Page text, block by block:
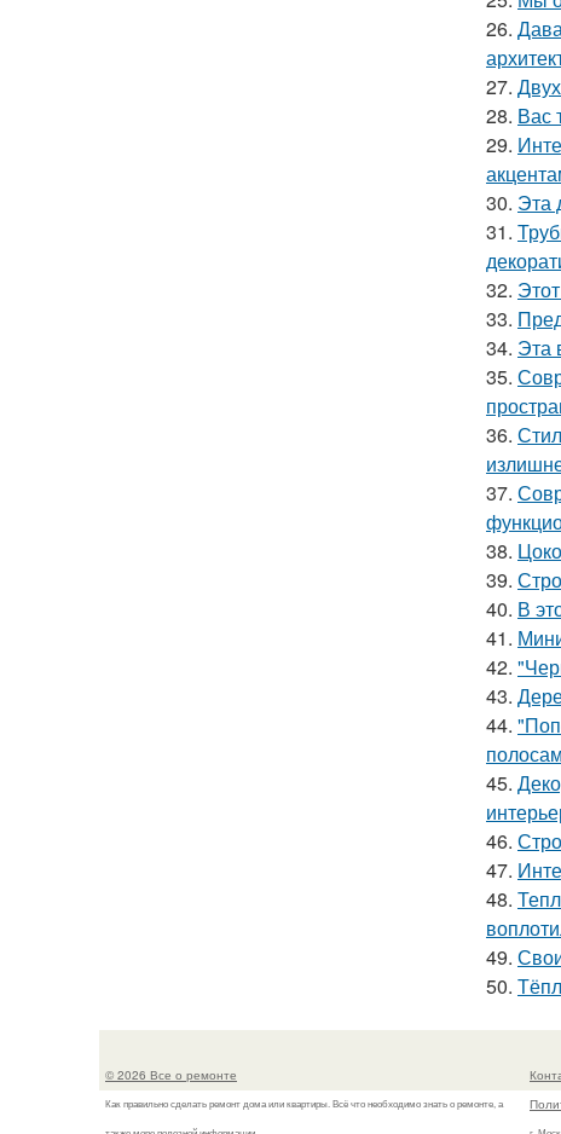
26.
27.
28. Вас
29.
30. Эта
31.
32.
33.
34. Эта
35.
36.
37.
38.
39.
40. В
41.
42.
43.
44.
45.
46.
47.
48.
49.
50.
© 2026 Все о ремонте
Как правильно сделать ремонт дома или квартиры. Всё что необходимо знать о ремонте, а